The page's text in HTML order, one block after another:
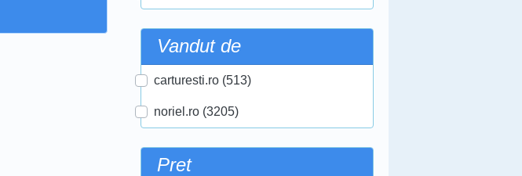
Vandut de
carturesti.ro (513)
noriel.ro (3205)
Pret